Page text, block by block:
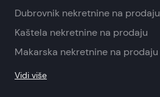
Dubrovnik nekretnine na prodaju
Kaštela nekretnine na prodaju
Makarska nekretnine na prodaju
Vidi više